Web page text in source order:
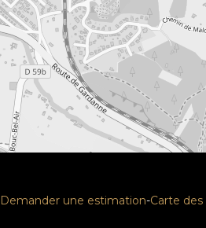
Demander une estimation-Carte des